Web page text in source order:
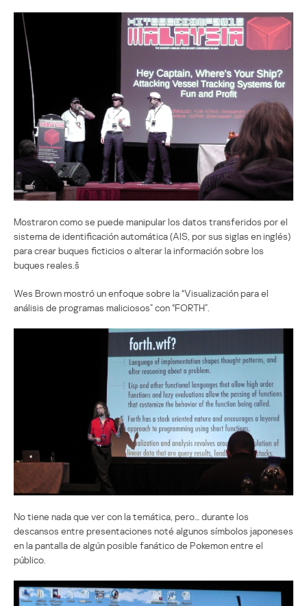
Mostraron como se puede manipular los datos transferidos por el
sistema de identificación automática (AIS, por sus siglas en inglés)
para crear buques ficticios o alterar la información sobre los
buques reales.š
Wes Brown mostró un enfoque sobre la “Visualización para el
análisis de programas maliciosos” con “FORTH”.
No tiene nada que ver con la temática, pero… durante los
descansos entre presentaciones noté algunos símbolos japoneses
en la pantalla de algún posible fanático de Pokemon entre el
público.